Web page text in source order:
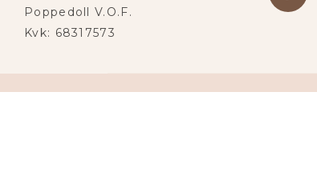
Poppedoll V.O.F.
Kvk: 68317573